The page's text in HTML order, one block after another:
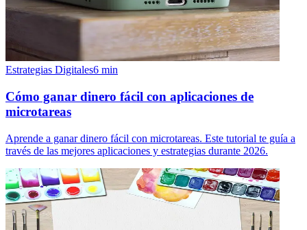
Estrategias Digitales6 min
Cómo ganar dinero fácil con aplicaciones de
microtareas
Aprende a ganar dinero fácil con microtareas. Este tutorial te guía a
través de las mejores aplicaciones y estrategias durante 2026.